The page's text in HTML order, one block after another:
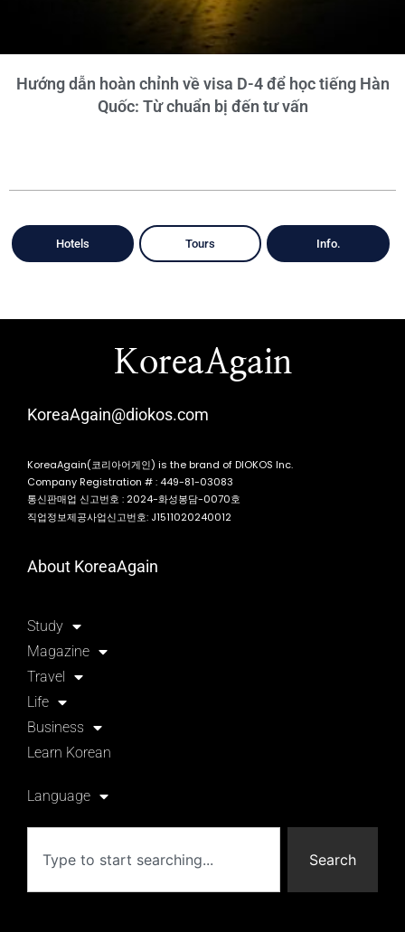
Hướng dẫn hoàn chỉnh về visa D-4 để học tiếng Hàn
Quốc: Từ chuẩn bị đến tư vấn
Hotels Tours Info.
KoreaAgain
KoreaAgain@diokos.com
KoreaAgain(코리아어게인) is the brand of DIOKOS Inc.
Company Registration # : 449-81-03083
통신판매업 신고번호 : 2024-화성봉담-0070호
직업정보제공사업신고번호: J1511020240012
About KoreaAgain
Study
Magazine
Travel
Life
Business
Learn Korean
Language
Search